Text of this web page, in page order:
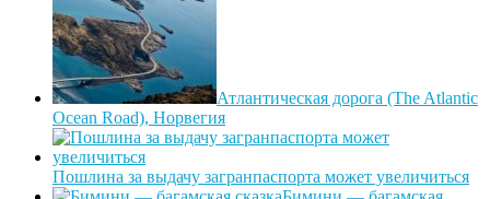
Атлантическая дорога (The Atlantic
Ocean Road), Норвегия
Пошлина за выдачу загранпаспорта может увеличиться